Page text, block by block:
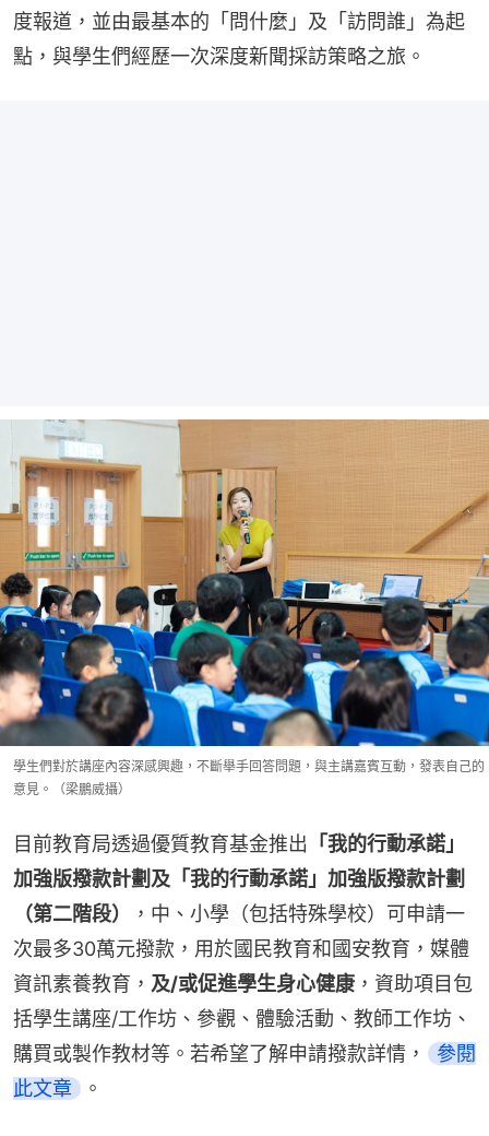
度報道，並由最基本的「問什麼」及「訪問誰」為起
點，與學生們經歷一次深度新聞採訪策略之旅。
學生們對於講座內容深感興趣，不斷舉手回答問題，與主講嘉賓互動，發表自己的
意見。（梁鵬威攝）
目前教育局透過優質教育基金推出 「我的行動承諾」
加強版撥款計劃及「我的行動承諾」加強版撥款計劃
（第二階段）
，中、小學（包括特殊學校）可申請一
次最多30萬元撥款，用於國民教育和國安教育，媒體
資訊素養教育， 及/或促進學生身心健康 ，資助項目包
括學生講座/工作坊、參觀、體驗活動、教師工作坊、
購買或製作教材等。若希望了解申請撥款詳情，
參閱
此文章
。